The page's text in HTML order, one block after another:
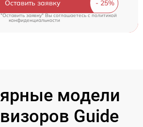
Оставить заявку
заявку" Вы соглашаетесь cполитикой
конфиденциальности
модели
Guide